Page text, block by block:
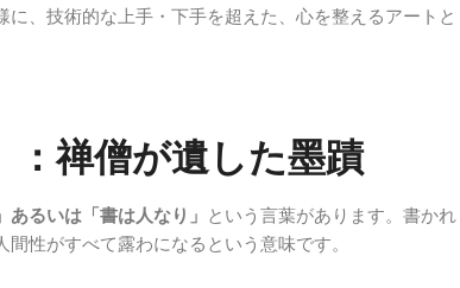
、技術的な上手・下手を超えた、心を整えるアートと
：禅僧が遺した墨蹟
あるいは「書は人なり」 という言葉があります。書かれ
性がすべて露わになるという意味です。